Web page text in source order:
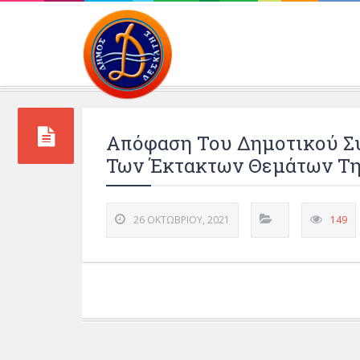
Απόφαση Του Δημοτικού
Των Έκτακτων Θεμάτων
26 ΟΚΤΩΒΡΊΟΥ, 2021 149